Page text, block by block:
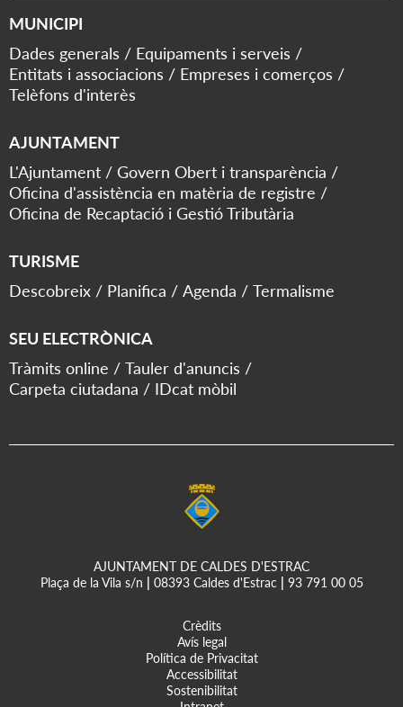
MUNICIPI
Dades generals
Equipaments i serveis
Entitats i associacions
Empreses i comerços
Telèfons d'interès
AJUNTAMENT
L'Ajuntament
Govern Obert i transparència
Oficina d'assistència en matèria de registre
Oficina de Recaptació i Gestió Tributària
TURISME
Descobreix
Planifica Agenda Termalisme
SEU ELECTRÒNICA
Tràmits online
Tauler d'anuncis
Carpeta ciutadana
IDcat mòbil
AJUNTAMENT DE CALDES D'ESTRAC
Plaça de la Vila s/n
08393 Caldes d'Estrac 93 791 00 05
Crèdits
Avís legal
Política de Privacitat
Accessibilitat
Sostenibilitat